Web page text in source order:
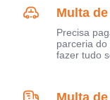
Multa
Precisa
parceria
fazer tudo